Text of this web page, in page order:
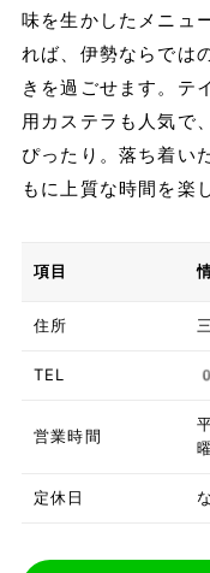
味を生かしたメニュ
れば、伊勢ならでは
きを過ごせます。テ
用カステラも人気で
ぴったり。落ち着い
もに上質な時間を楽
項目
住所
TEL
営業時間
定休日